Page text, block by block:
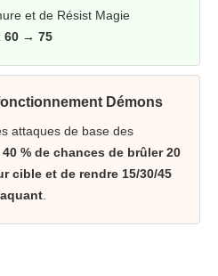
et de Résist Magie
60 → 75
Démons
attaques de base des
40 % de chances de brûler 20
cible et de rendre 15/30/45